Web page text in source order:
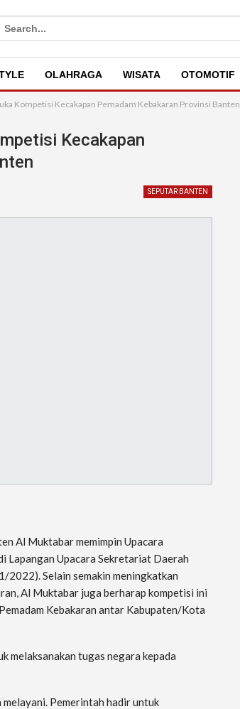
for:
OLAHRAGA WISATA OTOMOTIF
Kompetisi Kecakapan Pemadam Kebakaran Provinsi Banten
Kecakapan
SEPUTAR BANTEN
Al Muktabar memimpin Upacara
Lapangan Upacara Sekretariat Daerah
2022). Selain semakin meningkatkan
Al Muktabar juga berharap kompetisi ini
Kebakaran antar Kabupaten/Kota
melaksanakan tugas negara kepada
melayani. Pemerintah hadir untuk